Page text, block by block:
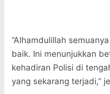
“Alhamdulillah
baik. Ini menunjukkan
kehadiran Polisi di
yang sekarang terjadi,”